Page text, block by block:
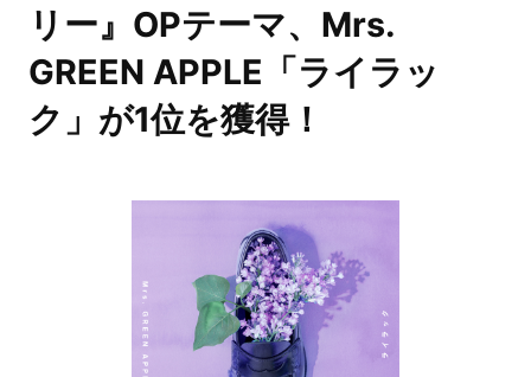
リー』OPテーマ、Mrs.
GREEN APPLE「ライラッ
ク」が1位を獲得！